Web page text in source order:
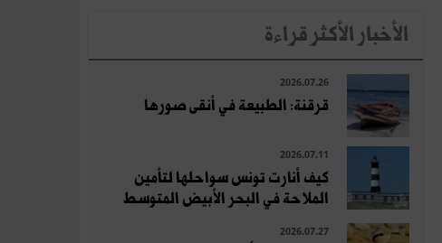
الأخبار الأكثر قراءة
2026.07.26
قرقنة: الطبيعة في أنقى صورها
2026.07.11
كيف أنارت تونس سواحلها لتأمين
الملاحة في البحر الأبيض المتوسط
2026.07.27